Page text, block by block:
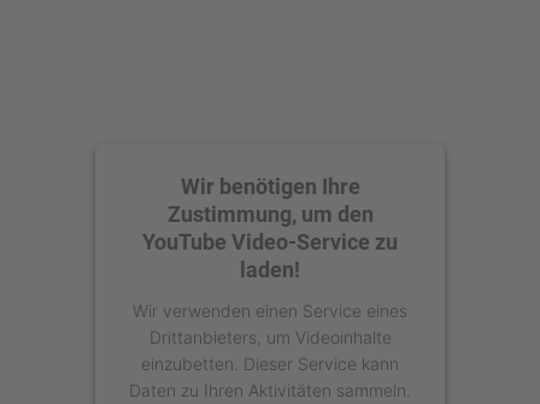
Wir benötigen Ihre
Zustimmung, um den
YouTube Video-Service zu
laden!
Wir verwenden einen Service eines
Drittanbieters, um Videoinhalte
einzubetten. Dieser Service kann
Daten zu Ihren Aktivitäten sammeln.